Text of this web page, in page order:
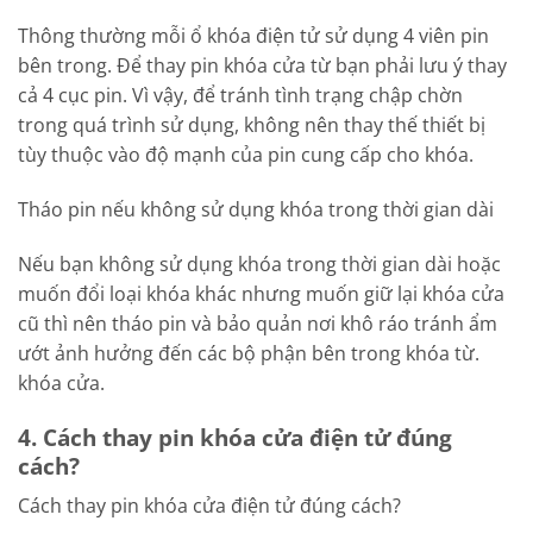
Thông thường mỗi ổ khóa điện tử sử dụng 4 viên pin
bên trong. Để thay pin khóa cửa từ bạn phải lưu ý thay
cả 4 cục pin. Vì vậy, để tránh tình trạng chập chờn
trong quá trình sử dụng, không nên thay thế thiết bị
tùy thuộc vào độ mạnh của pin cung cấp cho khóa.
Tháo pin nếu không sử dụng khóa trong thời gian dài
Nếu bạn không sử dụng khóa trong thời gian dài hoặc
muốn đổi loại khóa khác nhưng muốn giữ lại khóa cửa
cũ thì nên tháo pin và bảo quản nơi khô ráo tránh ẩm
ướt ảnh hưởng đến các bộ phận bên trong khóa từ.
khóa cửa.
4. Cách thay pin khóa cửa điện tử đúng
cách?
Cách thay pin khóa cửa điện tử đúng cách?